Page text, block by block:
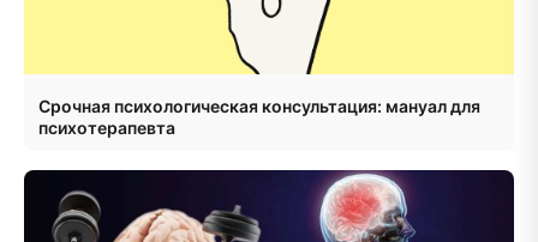
Срочная психологическая консультация: мануал для
психотерапевта